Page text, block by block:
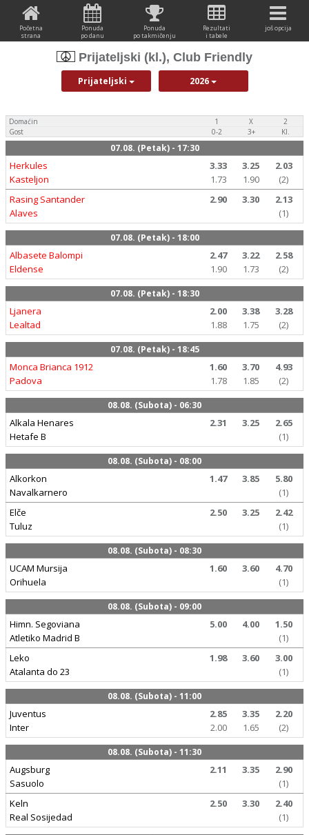
Početna
strana
Ponuda
po danu
Ponuda
po takmičenju
Rezultati
i tabele
još opcija
Prijateljski (kl.), Club Friendly
Prijateljski 2026
Domaćin
Gost
1 X
2
0-2
3+ Kl.
07.08. (Petak) - 17:30
Herkules
Kasteljon
3.33 3.25
2.03
1.73
1.90
(2)
Rasing Santander
Alaves
2.90 3.30
2.13
(1)
07.08. (Petak) - 18:00
Albasete Balompi
Eldense
2.47 3.22
2.58
1.90
1.73 (2)
07.08. (Petak) - 18:30
Ljanera
Lealtad
2.00 3.38
3.28
1.88
1.75 (2)
07.08. (Petak) - 18:45
Monca Brianca 1912
Padova
1.60 3.70
4.93
1.78
1.85 (2)
08.08. (Subota) - 06:30
Alkala Henares
Hetafe B
2.31 3.25
2.65
(1)
08.08. (Subota) - 08:00
Alkorkon
Navalkarnero
1.47 3.85
5.80
(1)
Elče
Tuluz
2.50 3.25
2.42
(1)
08.08. (Subota) - 08:30
UCAM Mursija
Orihuela
1.60 3.60
4.70
(1)
08.08. (Subota) - 09:00
Himn. Segoviana
Atletiko Madrid B
5.00 4.00
1.50
(1)
Leko
Atalanta do 23
1.98 3.60
3.00
(1)
08.08. (Subota) - 11:00
Juventus
Inter
2.85 3.35
2.20
2.00
1.65 (2)
08.08. (Subota) - 11:30
Augsburg
Sasuolo
2.11 3.35
2.90
(1)
Keln
Real Sosijedad
2.50 3.30
2.40
(1)